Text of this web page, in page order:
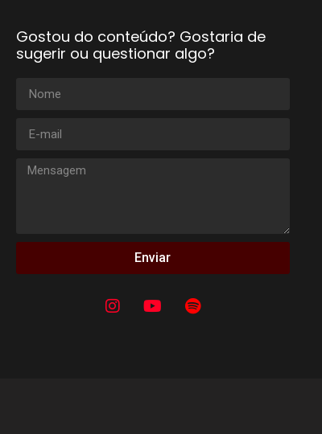
Gostou do conteúdo? Gostaria de
sugerir ou questionar algo?
Enviar